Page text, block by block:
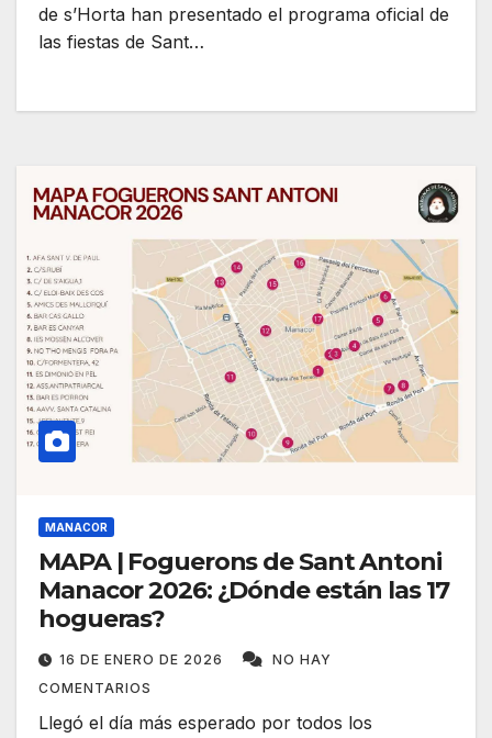
de s’Horta han presentado el programa oficial de
las fiestas de Sant…
MANACOR
MAPA | Foguerons de Sant Antoni
Manacor 2026: ¿Dónde están las 17
hogueras?
16 DE ENERO DE 2026
NO HAY
COMENTARIOS
Llegó el día más esperado por todos los